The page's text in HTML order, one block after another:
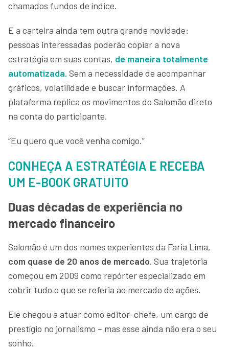
chamados fundos de índice.
E a carteira ainda tem outra grande novidade:
pessoas interessadas poderão copiar a nova
estratégia em suas contas, de maneira totalmente
automatizada. Sem a necessidade de acompanhar
gráficos, volatilidade e buscar informações. A
plataforma replica os movimentos do Salomão direto
na conta do participante.
“Eu quero que você venha comigo.”
CONHEÇA A ESTRATÉGIA E RECEBA
UM E-BOOK GRATUITO
Duas décadas de experiência no
mercado financeiro
Salomão é um dos nomes experientes da Faria Lima,
com quase de 20 anos de mercado. Sua trajetória
começou em 2009 como repórter especializado em
cobrir tudo o que se referia ao mercado de ações.
Ele chegou a atuar como editor-chefe, um cargo de
prestígio no jornalismo – mas esse ainda não era o seu
sonho.